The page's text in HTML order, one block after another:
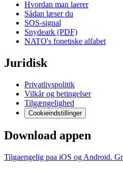
Hvordan man laerer
Sådan læser du
SOS-signal
Snydeark (PDF)
NATO's fonetiske alfabet
Juridisk
Privatlivspolitik
Vilkår og betingelser
Tilgængelighed
Cookieindstillinger
Download appen
Tilgaengelig paa iOS og Android.